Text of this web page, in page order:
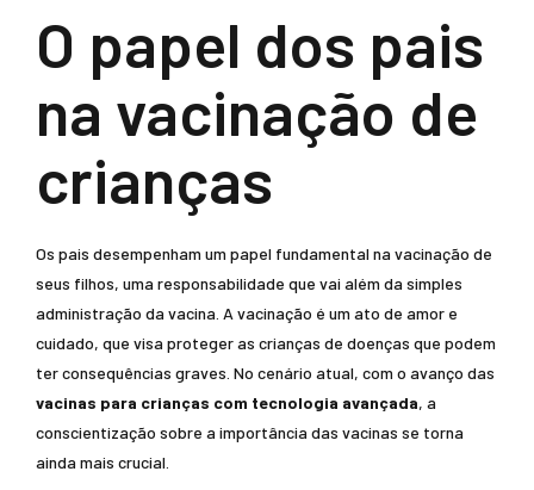
O papel dos pais
na vacinação de
crianças
Os pais desempenham um papel fundamental na vacinação de
seus filhos, uma responsabilidade que vai além da simples
administração da vacina. A vacinação é um ato de amor e
cuidado, que visa proteger as crianças de doenças que podem
ter consequências graves. No cenário atual, com o avanço das
vacinas para crianças com tecnologia avançada, a
conscientização sobre a importância das vacinas se torna
ainda mais crucial.